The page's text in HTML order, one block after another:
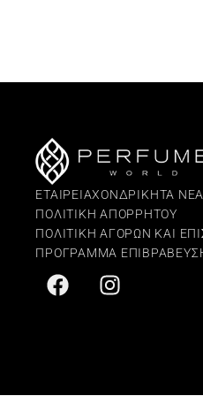
ΕΤΑΙΡΕΙΑΧΟΝΔΡΙΚΗΤΑ
ΠΟΛΙΤΙΚΗ ΑΠΟΡΡΗΤΟΥ
ΠΟΛΙΤΙΚΗ ΑΓΟΡΩΝ ΚΑΙ
ΠΡΟΓΡΑΜΜΑ